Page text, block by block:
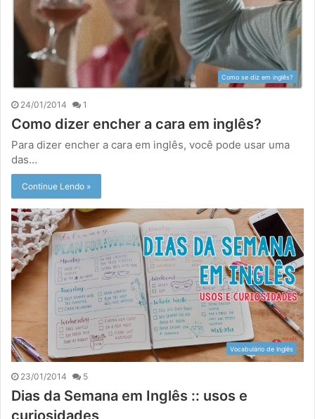
Como se diz em inglês?
24/01/2014 1
Como dizer encher a cara em inglês?
Para dizer encher a cara em inglês, você pode usar uma
das…
Continue Lendo »
Vocabulário de Inglês
23/01/2014 5
Dias da Semana em Inglês :: usos e
curiosidades